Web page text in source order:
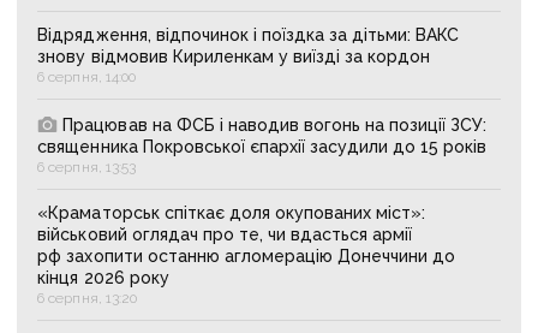
Відрядження, відпочинок і поїздка за дітьми: ВАКС
знову відмовив Кириленкам у виїзді за кордон
6 серпня, 14:00
Працював на ФСБ і наводив вогонь на позиції ЗСУ:
священника Покровської єпархії засудили до 15 років
6 серпня, 13:53
«Краматорськ спіткає доля окупованих міст»:
військовий оглядач про те, чи вдасться армії
рф захопити останню агломерацію Донеччини до
кінця 2026 року
6 серпня, 13:20